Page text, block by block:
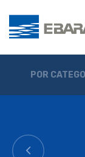
POR